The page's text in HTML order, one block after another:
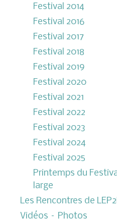
Festival 2014
Festival 2016
Festival 2017
Festival 2018
Festival 2019
Festival 2020
Festival 2021
Festival 2022
Festival 2023
Festival 2024
Festival 2025
Printemps du
large
Les Rencontres de
Vidéos – Photos